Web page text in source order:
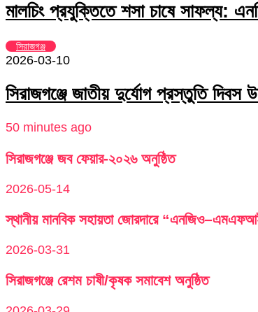
মালচিং প্রযুক্তিতে শসা চাষে সাফল্য:
সিরাজগঞ্জ
2026-03-10
সিরাজগঞ্জে জাতীয় দুর্যোগ প্রস্তুতি দিবস
50 minutes ago
সিরাজগঞ্জে জব ফেয়ার-২০২৬ অনুষ্ঠিত
2026-05-14
স্থানীয় মানবিক সহায়তা জোরদারে
2026-03-31
সিরাজগঞ্জে রেশম চাষী/কৃষক সমাবেশ অনুষ্ঠিত